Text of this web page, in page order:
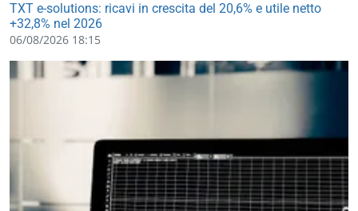
TXT e-solutions: ricavi in crescita del 20,6% e utile netto
+32,8% nel 2026
06/08/2026 18:15